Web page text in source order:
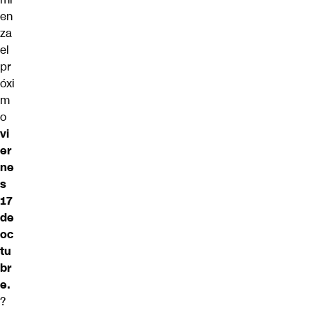
en
za
el
pr
óxi
m
o
vi
er
ne
s
17
de
oc
tu
br
e.
?